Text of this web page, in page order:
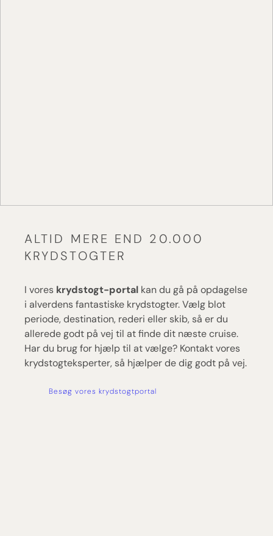
ALTID MERE END 20.000
KRYDSTOGTER
I vores krydstogt-portal kan du gå på opdagelse
i alverdens fantastiske krydstogter. Vælg blot
periode, destination, rederi eller skib, så er du
allerede godt på vej til at finde dit næste cruise.
Har du brug for hjælp til at vælge? Kontakt vores
krydstogteksperter, så hjælper de dig godt på vej.
Besøg vores krydstogtportal